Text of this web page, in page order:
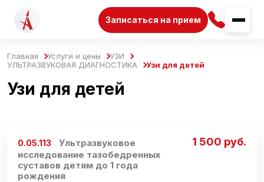
Записаться на прием
Главная Услуги и цены
УЗИ
УЛЬТРАЗВУКОВАЯ ДИАГНОСТИКА
Узи для детей
Узи для детей
0.05.113
Ультразвуковое
исследование тазобедренных
суставов детям до 1 года
рождения
1 500 руб.